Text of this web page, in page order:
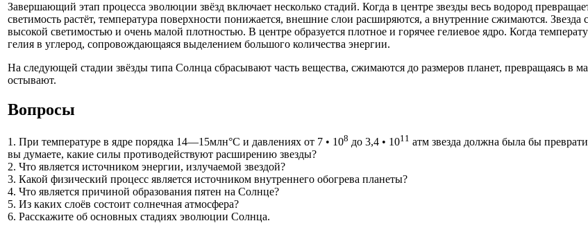
Завершающий этап процесса эволюции звёзд включает несколько стадий. Когда в центре звезды весь водород
светимость растёт, температура поверхности понижается, внешние слои расширяются, а внутренние сжимаются. Звезда
высокой светимостью и очень малой плотностью. В центре образуется плотное и горячее гелиевое ядро. Когда
гелия в углерод, сопровождающаяся выделением большого количества энергии.
На следующей стадии звёзды типа Солнца сбрасывают часть вещества, сжимаются до размеров планет, превращаясь в
остывают.
Вопросы
1. При температуре в ядре порядка 14—15млн°С и давлениях от 7 • 108 до 3,4 • 1011 атм звезда должна была бы
вы думаете, какие силы противодействуют расширению звезды?
2. Что является источником энергии, излучаемой звездой?
3. Какой физический процесс является источником внутреннего обогрева планеты?
4. Что является причиной образования пятен на Солнце?
5. Из каких слоёв состоит солнечная атмосфера?
6. Расскажите об основных стадиях эволюции Солнца.